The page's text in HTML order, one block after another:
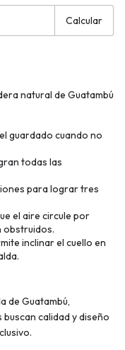
Calcular
natural de Guatambú
guardado cuando no
todas las
para lograr tres
el aire circule por
obstruidos.
inclinar el cuello en
de Guatambú,
calidad y diseño